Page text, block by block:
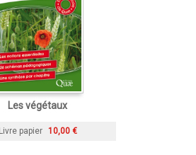
Les végétaux
Livre papier 10,00 €